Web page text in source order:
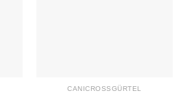
CANICROSSGÜRTEL